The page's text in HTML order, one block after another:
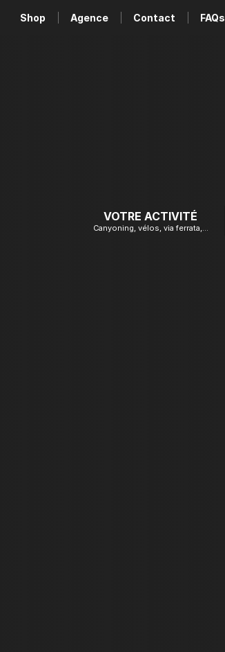
VOTRE ACTIVITÉ
Canyoning, vélos, via ferrata,…
Shop Agence Contact FAQs